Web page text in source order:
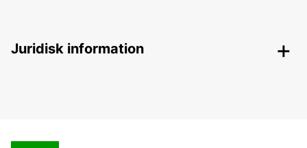
Juridisk information